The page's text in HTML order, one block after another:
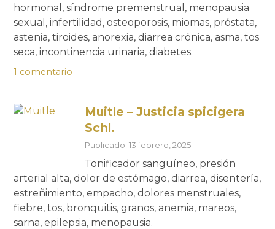
hormonal, síndrome premenstrual, menopausia
sexual, infertilidad, osteoporosis, miomas, próstata,
astenia, tiroides, anorexia, diarrea crónica, asma, tos
seca, incontinencia urinaria, diabetes.
1 comentario
Muitle – Justicia spicigera
Schl.
Publicado: 13 febrero, 2025
Tonificador sanguíneo, presión
arterial alta, dolor de estómago, diarrea, disentería,
estreñimiento, empacho, dolores menstruales,
fiebre, tos, bronquitis, granos, anemia, mareos,
sarna, epilepsia, menopausia.